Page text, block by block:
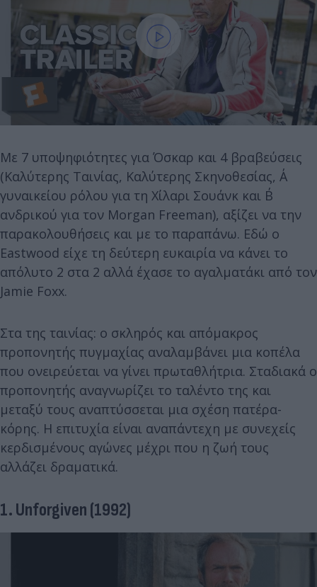
Με 7 υποψηφιότητες για Όσκαρ και 4 βραβεύσεις
(Καλύτερης Ταινίας, Καλύτερης Σκηνοθεσίας, Α΄
γυναικείου ρόλου για τη Χίλαρι Σουάνκ και Β΄
ανδρικού για τον Morgan Freeman), αξίζει να την
παρακολουθήσεις και με το παραπάνω. Εδώ ο
Eastwood είχε τη δεύτερη ευκαιρία να κάνει το
απόλυτο 2 στα 2 αλλά έχασε το αγαλματάκι από τον
Jamie Foxx.
Στα της ταινίας: ο σκληρός και απόμακρος
προπονητής πυγμαχίας αναλαμβάνει μια κοπέλα
που ονειρεύεται να γίνει πρωταθλήτρια. Σταδιακά ο
προπονητής αναγνωρίζει το ταλέντο της και
μεταξύ τους αναπτύσσεται μια σχέση πατέρα-
κόρης. Η επιτυχία είναι αναπάντεχη με συνεχείς
κερδισμένους αγώνες μέχρι που η ζωή τους
αλλάζει δραματικά.
1. Unforgiven (1992)